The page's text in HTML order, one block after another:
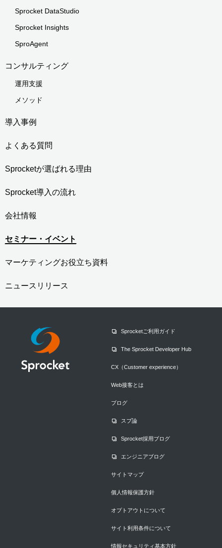
Sprocket DataStudio
Sprocket Insights
SproAgent
コンサルティング
運用支援
メソッド
導入事例
よくある質問
Sprocketが選ばれる理由
Sprocket導入の流れ
会社情報
セミナー・イベント
マーケティングお役立ち資料
ニュースリリース
Sprocketご利用ガイド
The Sprocket Developer Hub
CX（Customer experience）
Web接客とは
ブログ
スプ論
Sprocket採用ブログ
エンジニアブログ
サイトマップ
個人情報保護方針
オプトアウトについて
サイト利用条件について
情報セキュリティ基本方針